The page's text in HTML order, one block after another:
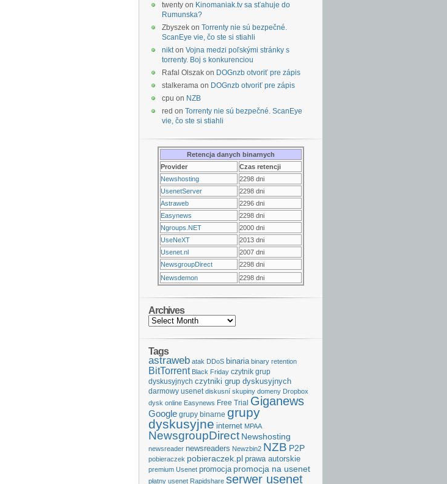
twenty on Kinomaniak.tv sa sťahuje do
Rumunska?
Zbyszek on Torrenty nie sú bezpečné.
ScanEye vie, čo ste si stiahli
nikton Vojna medzi poľskými stránky s
torrenty. Boj s konkurenciou
Rafal Olszak on DOGnzb otvoriť pre zápis
stalkerama on DOGnzb otvoriť pre zápis
cpu on NZB
red on Torrenty nie sú bezpečné. ScanEye
vie, čo ste si stiahli
Retencja danych binarnych
Provider
Czas retencji
Newshosting
2298 dni
UsenetServer
2298 dni
Astraweb
2296 dni
Easynews
2298 dni
Ngroups.NET
2000 dni
UseNeXT
2013 dni
Usenet.nl
2007 dni
NewsgroupDirect
2298 dni
Newsdemon
2298 dni
Archives
Tags
astraweb atak DDoS binaria binary retention
BitTorrent Black Friday czytnik grup
dyskusyjnych czytniki grup dyskusyjnych
darmowy usenet diskusní skupiny domeny Dropbox
dysk online Easynews Free Trial Giganews
Google grupy binarne grupy
dyskusyjne internet MPAA
NewsgroupDirect Newshosting
newsreader newsreaders Newzbin2 NZB P2P
pobieraczek pobieraczek.pl prawa autorskie
premium Usenet promocja promocja na usenet
płatny usenet Rapidshare serwer usenet